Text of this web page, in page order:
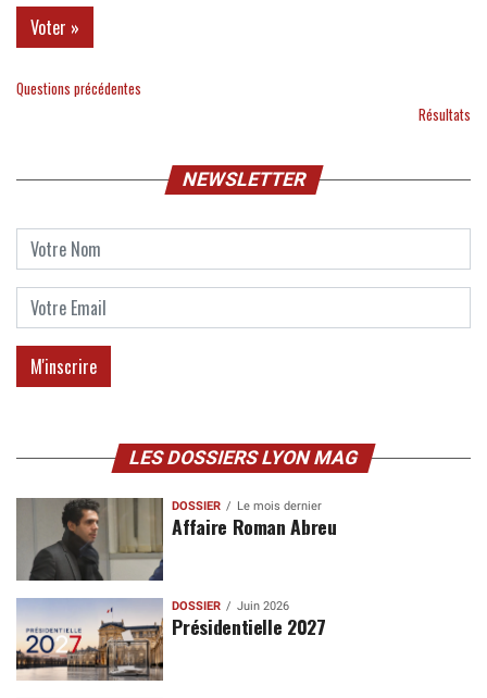
Questions précédentes
Résultats
NEWSLETTER
LES DOSSIERS LYON MAG
DOSSIER Le mois dernier
Affaire Roman Abreu
DOSSIER Juin 2026
Présidentielle 2027